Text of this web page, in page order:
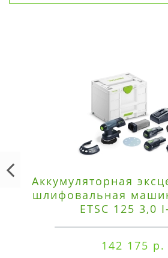
Аккумуляторная
шлифовальная
ETSC 125 3,0
142 175 р.